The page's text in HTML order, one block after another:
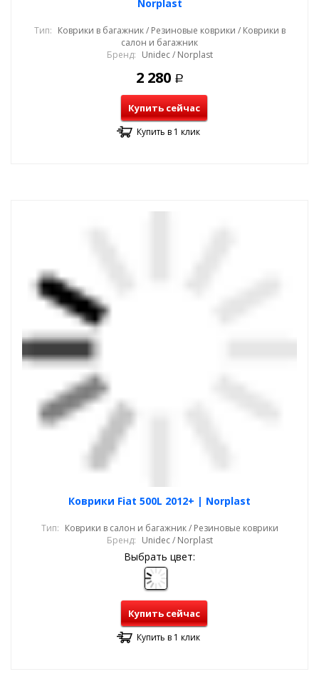
Norplast
Тип: Коврики в багажник / Резиновые коврики / Коврики в
салон и багажник
Бренд: Unidec / Norplast
2 280 Р
Купить сейчас
Купить в 1 клик
Коврики Fiat 500L 2012+ | Norplast
Тип: Коврики в салон и багажник / Резиновые коврики
Бренд: Unidec / Norplast
Выбрать цвет:
Купить сейчас
Купить в 1 клик